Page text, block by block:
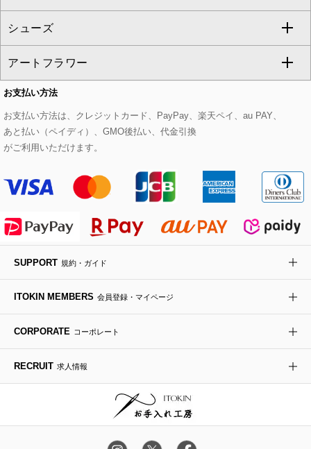
eur3
Maison de CINQ
MK MICHEL KLEIN BAG
HIROKO KOSHINO
タンクトップ・キャミソール
スウェット・ジャージー
その他のトップス
その他のパンツ
その他のスカート
セットアップジャケット
セットアップパンツ
セットアップスカート
セットアップワンピース
ダッフルコート
チェスターコート
モッズコート
ステンカラーコート
ライダースジャケット
デニムジャケット
ダウンジャケット・コート
ストール・マフラー・スヌード
ベルト・サスペンダー
帽子
ヘアアクセサリー
ハンカチ・バンダナ
手袋
チャーム・ストラップ
ネックレス
ピアス・イヤリング
ブレスレット・バングル
ブローチ・コサージュ
すべてのバッグ
トートバッグ
ショルダーバッグ
ボストンバッグ
バックパック・リュック
ボディバッグ・メッセンジャーバッグ
トラベルバッグ
シューズ
すべてのシューズ
パンプス
スニーカー
フラットシューズ
ローファー
ドレスシューズ
アートフラワー
すべてのアートフラワー
ローズ
カサブランカ・カラー
ラナンキュラス
ポプリアレンジ＆フレグランス
お支払い方法
お支払い方法は、クレジットカード、PayPay、楽天ペイ、au PAY、
あと払い（ペイディ）、GMO後払い、代金引換
がご利用いただけます。
SUPPORT 規約・ガイド
ITOKIN MEMBERS 会員登録・マイページ
CORPORATE コーポレート
RECRUIT 求人情報